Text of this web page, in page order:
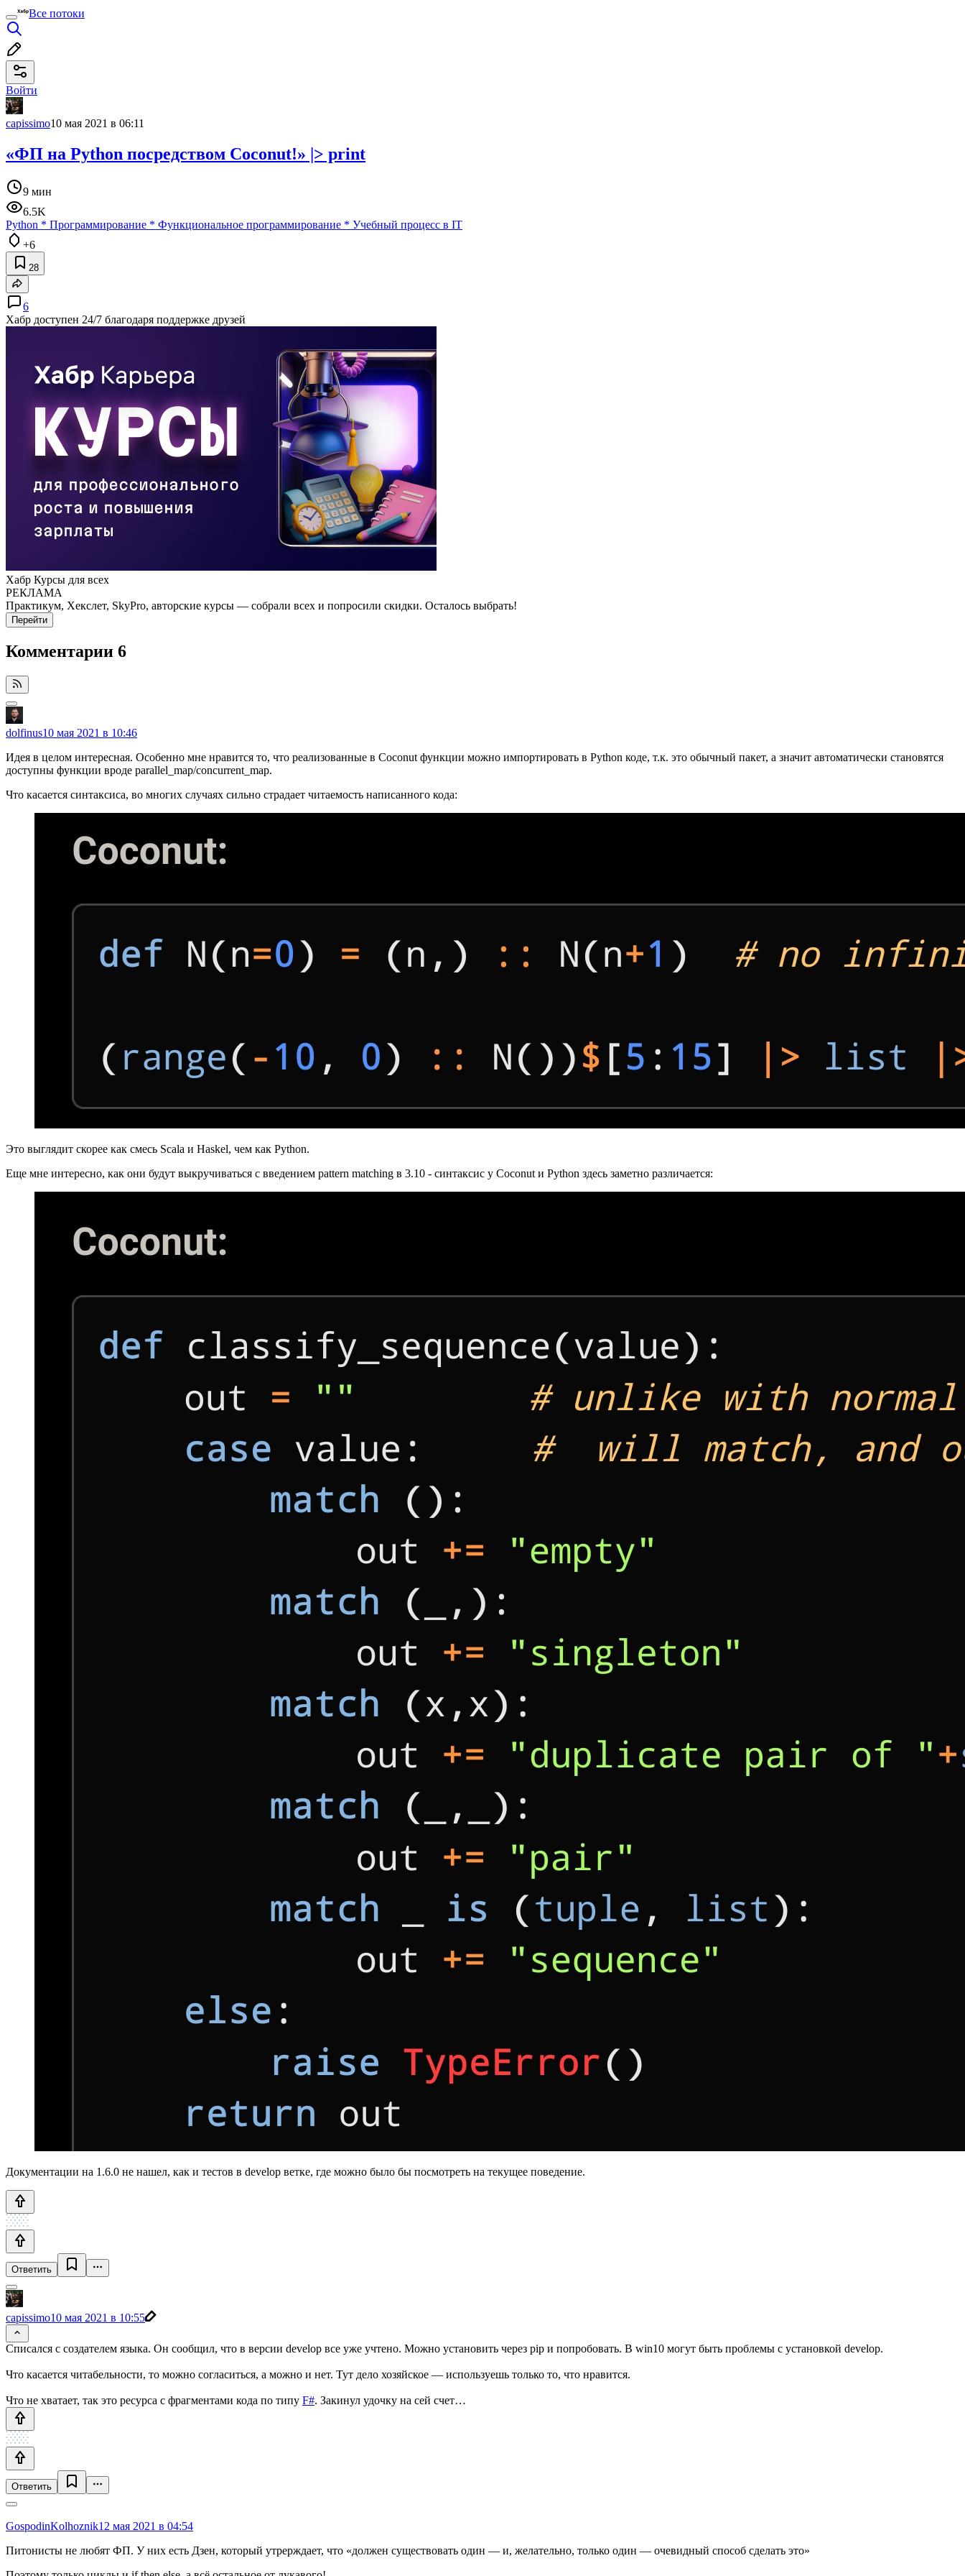
Все потоки
Войти
capissimo10 мая 2021 в 06:11
«ФП на Python посредством Coconut!» |> print
9 мин
6.5K
Python * Программирование * Функциональное программирование * Учебный процесс в IT
+6
28
6
Хабр доступен 24/7 благодаря поддержке друзей
Хабр Курсы для всех
РЕКЛАМА
Практикум, Хекслет, SkyPro, авторские курсы — собрали всех и попросили скидки. Осталось выбрать!
Перейти
Комментарии 6
dolfinus10 мая 2021 в 10:46
Идея в целом интересная. Особенно мне нравится то, что реализованные в Coconut функции можно импортировать в Python коде, т.к. это обычный пакет, а значит автоматически становятся
доступны функции вроде parallel_map/concurrent_map.
Что касается синтаксиса, во многих случаях сильно страдает читаемость написанного кода:
Это выглядит скорее как смесь Scala и Haskel, чем как Python.
Еще мне интересно, как они будут выкручиваться с введением pattern matching в 3.10 - синтаксис у Coconut и Python здесь заметно различается:
Документации на 1.6.0 не нашел, как и тестов в develop ветке, где можно было бы посмотреть на текущее поведение.
Ответить
capissimo10 мая 2021 в 10:55
Списался с создателем языка. Он сообщил, что в версии develop все уже учтено. Можно установить через pip и попробовать. В win10 могут быть проблемы с установкой develop.
Что касается читабельности, то можно согласиться, а можно и нет. Тут дело хозяйское — используешь только то, что нравится.
Что не хватает, так это ресурса с фрагментами кода по типу F#. Закинул удочку на сей счет…
Ответить
GospodinKolhoznik12 мая 2021 в 04:54
Питонисты не любят ФП. У них есть Дзен, который утрерждает, что «должен существовать один — и, желательно, только один — очевидный способ сделать это»